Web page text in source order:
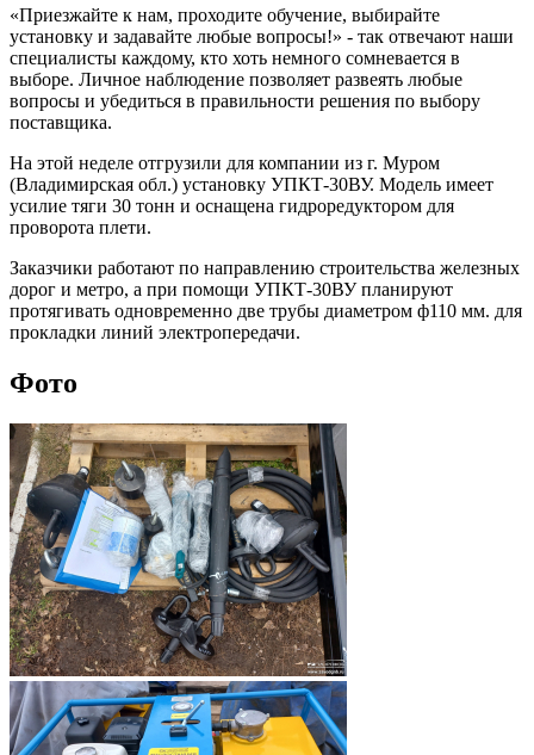
«Приезжайте к нам, проходите обучение, выбирайте
установку и задавайте любые вопросы!» - так отвечают наши
специалисты каждому, кто хоть немного сомневается в
выборе. Личное наблюдение позволяет развеять любые
вопросы и убедиться в правильности решения по выбору
поставщика.
На этой неделе отгрузили для компании из г. Муром
(Владимирская обл.) установку УПКТ-30ВУ. Модель имеет
усилие тяги 30 тонн и оснащена гидроредуктором для
проворота плети.
Заказчики работают по направлению строительства железных
дорог и метро, а при помощи УПКТ-30ВУ планируют
протягивать одновременно две трубы диаметром ф110 мм. для
прокладки линий электропередачи.
Фото